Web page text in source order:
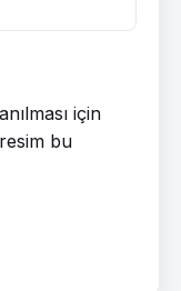
için
bu